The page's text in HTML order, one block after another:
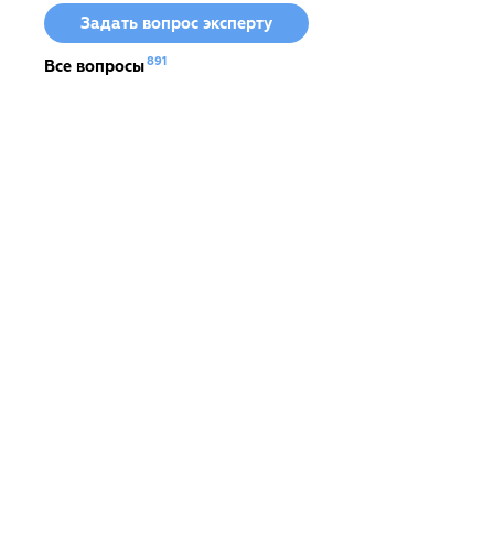
Задать вопрос эксперту
Все вопросы891